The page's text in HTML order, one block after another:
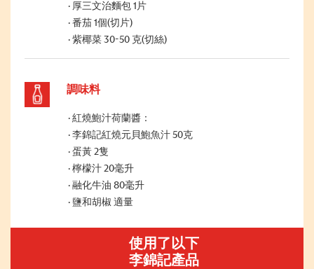
厚三文治麵包 1片
番茄 1個(切片)
紫椰菜 30-50 克(切絲)
調味料
紅燒鮑汁荷蘭醬：
李錦記紅燒元貝鮑魚汁 50克
蛋黃 2隻
檸檬汁 20毫升
融化牛油 80毫升
鹽和胡椒 適量
使用了以下
李錦記產品